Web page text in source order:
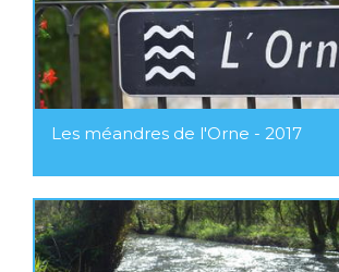
Les méandres de l'Orne - 2017